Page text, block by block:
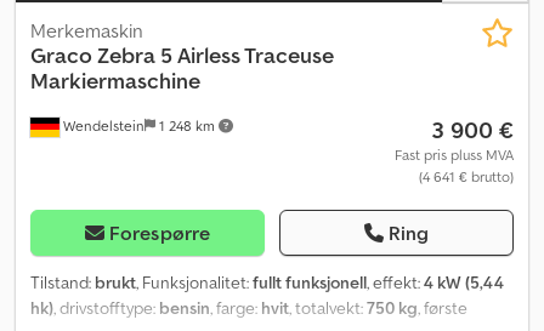
Wendelstein 1 248 km
Merkemaskin
GracoZebra 5 Airless Traceuse
Markiermaschine
3 900 €
Fast pris pluss MVA
(4 641 € brutto)
Forespørre Ring
Tilstand: brukt, Funksjonalitet:fullt funksjonell, effekt:4 kW (5,44
hk) , drivstofftype: bensin , farge: hvit , totalvekt:750 kg , første